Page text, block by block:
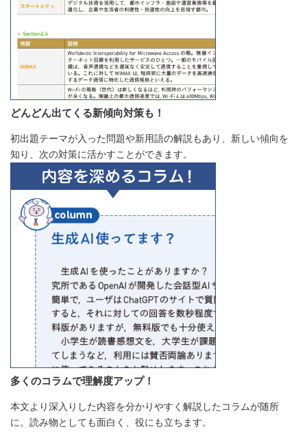
どんどん出てくる新傾向対策も！
初出題テーマが入った問題や新用語の解説もあり、新しい傾向を
知り、次の対策に活かすことができます。
多くのコラムで理解度アップ！
本文より深入りした内容を分かりやすく解説したコラムが随所
に。読み物としても面白く、役にも立ちます。